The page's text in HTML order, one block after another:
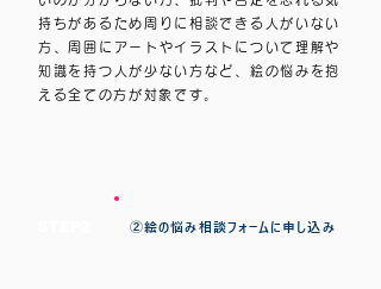
持ちがあるため周りに相談できる人がいない
方、周囲にアートやイラストについて理解や
知識を持つ人が少ない方など、絵の悩みを抱
える全ての方が対象です。
②絵の悩み相談フォームに申し込み